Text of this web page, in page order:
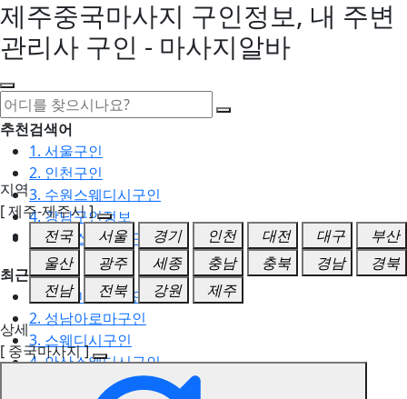
제주중국마사지 구인정보, 내 주변
관리사 구인 - 마사지알바
추천검색어
1. 서울구인
2. 인천구인
3. 수원스웨디시구인
4. 강남구인정보
5. 동탄스웨디시구인
최근검색어
1. 일산마사지구인
2. 성남아로마구인
3. 스웨디시구인
4. 안산스웨디시구인
5. 아로마구인
지역
[ 제주-제주시 ]
전국
서울 경기 인천 대전 대구
부산
울산
광주 세종 충남 충북 경남
경북
전남
전북 강원
제주
상세
[ 중국마사지 ]